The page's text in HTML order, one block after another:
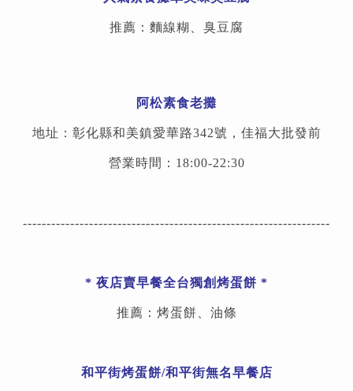
推薦：麵線糊、臭豆腐
阿松素食老攤
地址： 彰化縣和美鎮愛華路342號，佳福大批發前
營業時間：18:00-22:30
-----------------------------------------------------------------
* 夜店賣早餐全台獨創烤蛋餅 *
推薦：烤蛋餅、油條
和平街烤蛋餅/和平街無名早餐店